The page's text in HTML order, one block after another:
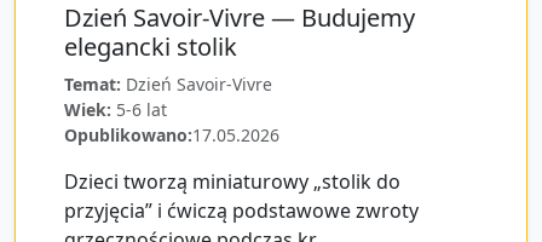
Dzień Savoir-Vivre — Budujemy
elegancki stolik
Temat: Dzień Savoir-Vivre
Wiek: 5-6 lat
Opublikowano:17.05.2026
Dzieci tworzą miniaturowy „stolik do
przyjęcia” i ćwiczą podstawowe zwroty